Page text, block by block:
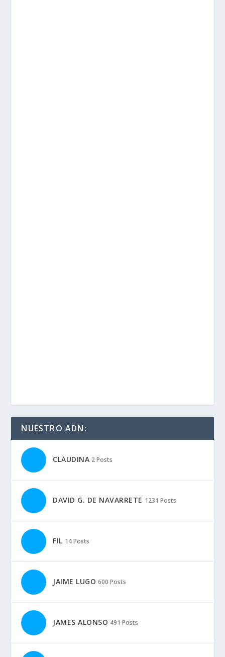
NUESTRO ADN:
CLAUDINA 2 Posts
DAVID G. DE NAVARRETE 1231 Posts
FIL 14 Posts
JAIME LUGO 600 Posts
JAMES ALONSO 491 Posts